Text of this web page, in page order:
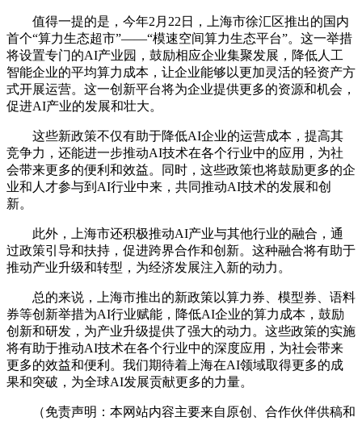
值得一提的是，今年2月22日，上海市徐汇区推出的国内
首个“算力生态超市”——“模速空间算力生态平台”。这一举措
将设置专门的AI产业园，鼓励相应企业集聚发展，降低人工
智能企业的平均算力成本，让企业能够以更加灵活的轻资产方
式开展运营。这一创新平台将为企业提供更多的资源和机会，
促进AI产业的发展和壮大。
这些新政策不仅有助于降低AI企业的运营成本，提高其
竞争力，还能进一步推动AI技术在各个行业中的应用，为社
会带来更多的便利和效益。同时，这些政策也将鼓励更多的企
业和人才参与到AI行业中来，共同推动AI技术的发展和创
新。
此外，上海市还积极推动AI产业与其他行业的融合，通
过政策引导和扶持，促进跨界合作和创新。这种融合将有助于
推动产业升级和转型，为经济发展注入新的动力。
总的来说，上海市推出的新政策以算力券、模型券、语料
券等创新举措为AI行业赋能，降低AI企业的算力成本，鼓励
创新和研发，为产业升级提供了强大的动力。这些政策的实施
将有助于推动AI技术在各个行业中的深度应用，为社会带来
更多的效益和便利。我们期待着上海在AI领域取得更多的成
果和突破，为全球AI发展贡献更多的力量。
（免责声明：本网站内容主要来自原创、合作伙伴供稿和